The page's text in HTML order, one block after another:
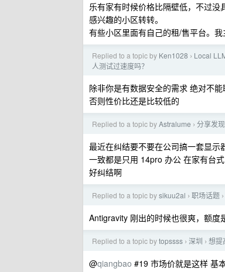
乐有家有时候价格比隔壁低，不过
感兴趣的小区转转。
有些小区里面有自己的租/售平台。我
Replied to a topic by Ken1028 › Local
人测试过速度吗？
除非你是有数据安全的需求 绝对不能
否则性价比还是比较低的
Replied to a topic byAstralume › 分享发现
最近在纠结要不要在公司搞一套显示
一致都是只用 14pro 办公 在家有台
好纠结啊
Replied to a topic bysikuu2al › 职场话题 ›
Antigravity 刚出的时候也很爽，额度
Replied to a topic bytopssss › 深圳 › 想提
@qiangbao #19 市场价就是这样 基